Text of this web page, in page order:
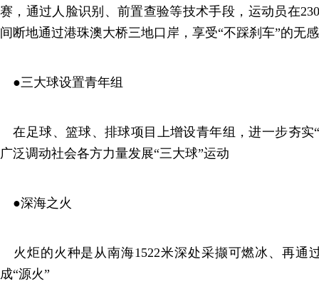
赛，通过人脸识别、前置查验等技术手段，运动员在
间断地通过港珠澳大桥三地口岸，享受“不踩刹车”的无
●三大球设置青年组
在足球、篮球、排球项目上增设青年组，进一步夯实
广泛调动社会各方力量发展“三大球”运动
●深海之火
火炬的火种是从南海1522米深处采撷可燃冰、再通
成“源火”